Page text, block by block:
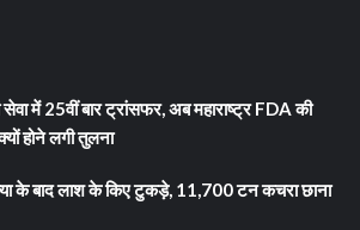
में 25वीं बार ट्रांसफर, अब महाराष्ट्र FDA की
होने लगी तुलना
के बाद लाश के किए टुकड़े, 11,700 टन कचरा छाना